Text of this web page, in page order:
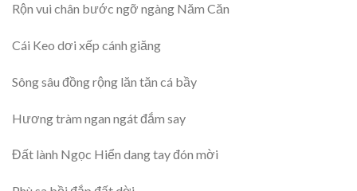
Rộn vui chân bước ngỡ ngàng Năm Căn
Cái Keo dơi xếp cánh giăng
Sông sâu đồng rộng lăn tăn cá bầy
Hương tràm ngan ngát đắm say
Đất lành Ngọc Hiển dang tay đón mời